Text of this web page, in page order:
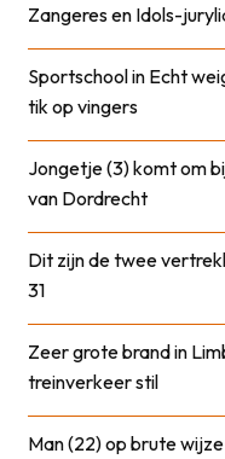
Zangeres en Idols-
Sportschool in Echt
tik op vingers
Jongetje (3) komt om
van Dordrecht
Dit zijn de twee
31
Zeer grote brand in
treinverkeer stil
Man (22) op brute